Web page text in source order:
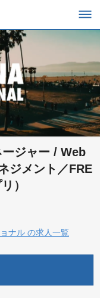
ージャー / Web
ジメント／FRE
）
ナル の求人一覧